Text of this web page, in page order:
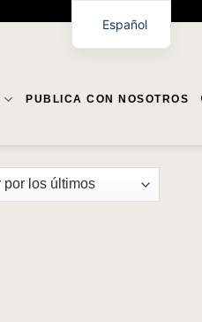
PUBLICA CON NOSOTROS
Español